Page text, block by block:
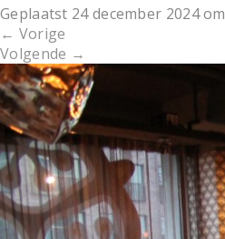
Geplaatst 24 december 2024om
← Vorige
Volgende →